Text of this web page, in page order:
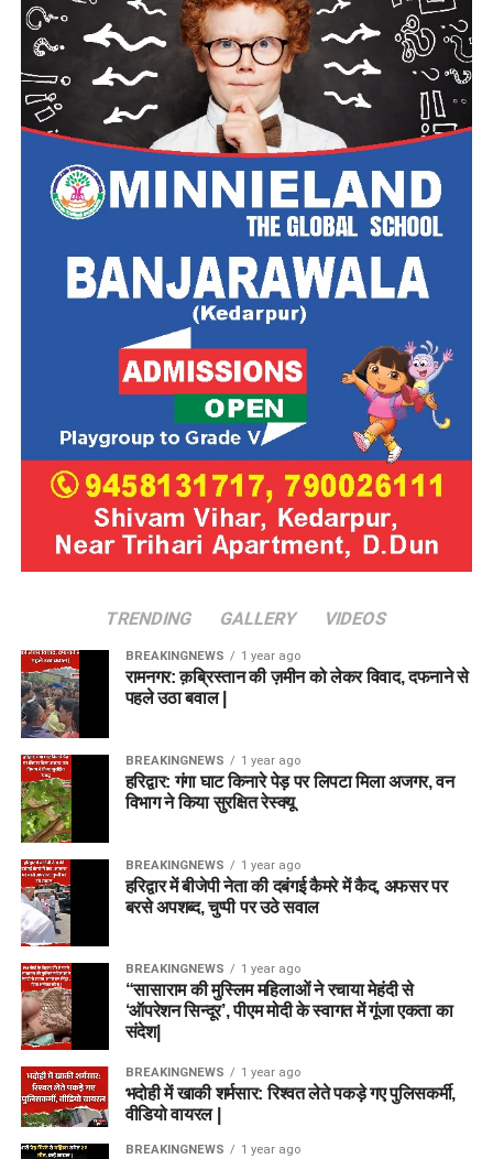
TRENDING GALLERY VIDEOS
BREAKINGNEWS 1 year ago
रामनगर: क़ब्रिस्तान की ज़मीन को लेकर विवाद, दफनाने से
पहले उठा बवाल |
BREAKINGNEWS 1 year ago
हरिद्वार: गंगा घाट किनारे पेड़ पर लिपटा मिला अजगर, वन
विभाग ने किया सुरक्षित रेस्क्यू
BREAKINGNEWS 1 year ago
हरिद्वार में बीजेपी नेता की दबंगई कैमरे में कैद, अफसर पर
बरसे अपशब्द, चुप्पी पर उठे सवाल
BREAKINGNEWS 1 year ago
“सासाराम की मुस्लिम महिलाओं ने रचाया मेहंदी से
‘ऑपरेशन सिन्दूर’, पीएम मोदी के स्वागत में गूंजा एकता का
संदेश|
BREAKINGNEWS 1 year ago
भदोही में खाकी शर्मसार: रिश्वत लेते पकड़े गए पुलिसकर्मी,
वीडियो वायरल |
BREAKINGNEWS 1 year ago